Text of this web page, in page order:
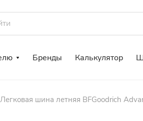
Бренды Калькулятор
Легковая шина летняя BFGoodrich